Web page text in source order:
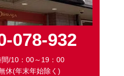
078-932
間/10：00～19：00
休(年末年始除く)